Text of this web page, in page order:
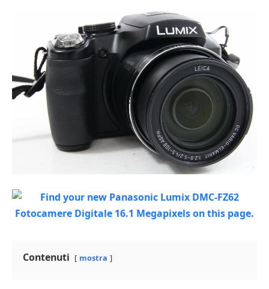
Contenuti mostra